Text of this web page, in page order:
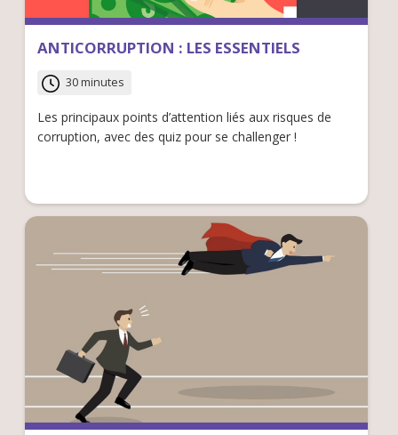
ANTICORRUPTION : LES ESSENTIELS
30 minutes
Les principaux points d’attention liés aux risques de
corruption, avec des quiz pour se challenger !